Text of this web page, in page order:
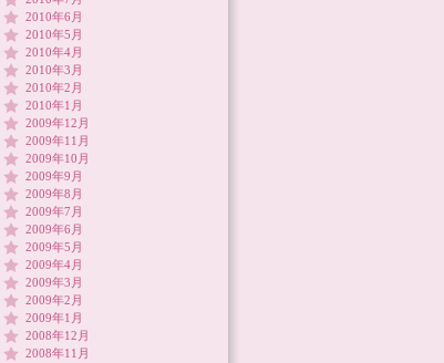
2010年6月
2010年5月
2010年4月
2010年3月
2010年2月
2010年1月
2009年12月
2009年11月
2009年10月
2009年9月
2009年8月
2009年7月
2009年6月
2009年5月
2009年4月
2009年3月
2009年2月
2009年1月
2008年12月
2008年11月